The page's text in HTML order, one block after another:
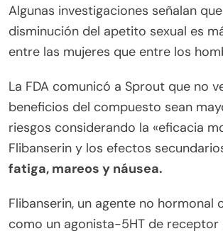
Algunas investigaciones señalan
disminución del apetito sexual es
entre las mujeres que entre los
La FDA comunicó a Sprout que no
beneficios del compuesto sean
riesgos considerando la «eficacia
Flibanserin y los efectos
fatiga, mareos y náusea.
Flibanserin, un agente no hormonal
como un agonista-5HT de receptor